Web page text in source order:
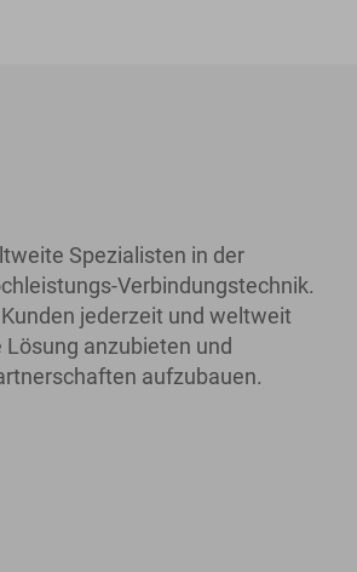
Spezialisten in der
Verbindungstechnik.
jederzeit und weltweit
anzubieten und
aufzubauen.